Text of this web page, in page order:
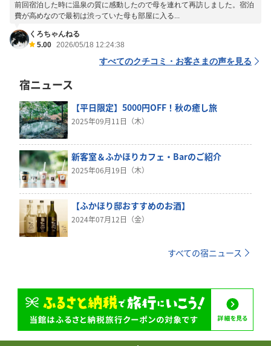
前回宿泊した時に温泉の質に感動したので母を連れて再訪しました。宿泊
費が高めなので最初は渋っていた母も部屋に入る...
くろちゃんねる
5.00 2026/05/18 12:24:38
すべてのクチコミ・お客さまの声を見る
宿ニュース
【平日限定】5000円OFF！秋の癒し旅
2025年09月11日（木）
新客室＆ふかほりカフェ・Barのご紹介
2025年06月19日（木）
【ふかほり邸おすすめのお酒】
2024年07月12日（金）
すべての宿ニュース